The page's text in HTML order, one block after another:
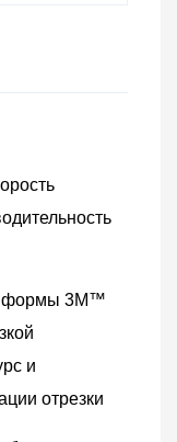
формы 3M™
и
отрезки